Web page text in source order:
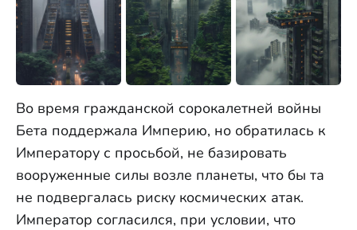
Во время гражданской сорокалетней войны
Бета поддержала Империю, но обратилась к
Императору с просьбой, не базировать
вооруженные силы возле планеты, что бы та
не подвергалась риску космических атак.
Император согласился, при условии, что